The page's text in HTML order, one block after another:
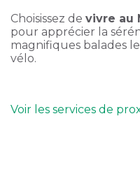
Choisissez de vivre au
pour apprécier la
magnifiques balades
vélo.
Voir les services de